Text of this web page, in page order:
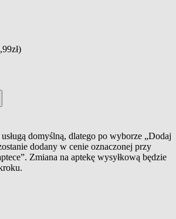
)
domyślną, dlatego po wyborze „Dodaj
dodany w cenie oznaczonej przy
Zmiana na aptekę wysyłkową będzie